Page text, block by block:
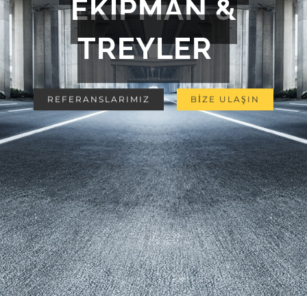
EKİPMAN &
TREYLER
REFERANSLARIMIZ BİZE ULAŞIN